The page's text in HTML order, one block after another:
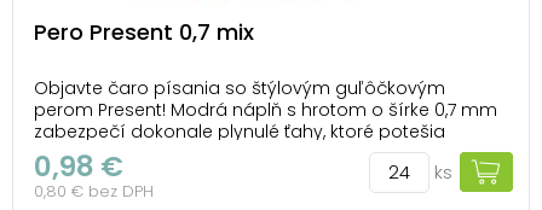
Pero Present 0,7 mix
Objavte čaro písania so štýlovým guľôčkovým
perom Present! Modrá náplň s hrotom o šírke 0,7 mm
zabezpečí dokonale plynulé ťahy, ktoré potešia
každého, kto miluje pohodlie pri písaní. Jedinečný
dizajn každého pera zaujme jemným farebným
prechodom a inšpiratívnymi nápismi, ako napríklad
0,98 €
0,80 € bez DPH
ks